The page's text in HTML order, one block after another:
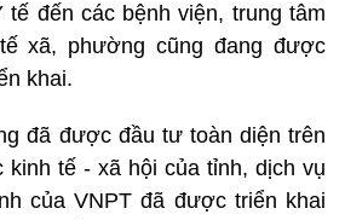
tế đến các bệnh viện, trung tâm
xã, phường cũng đang được
khai.
đã được đầu tư toàn diện trên
tế - xã hội của tỉnh, dịch vụ
của VNPT đã được triển khai